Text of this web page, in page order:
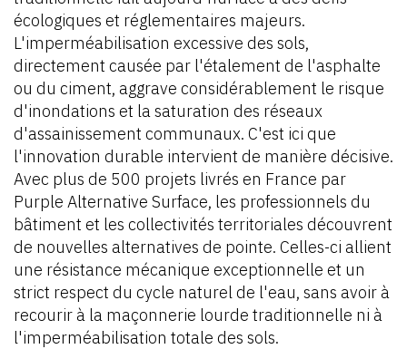
écologiques et réglementaires majeurs.
L'imperméabilisation excessive des sols,
directement causée par l'étalement de l'asphalte
ou du ciment, aggrave considérablement le risque
d'inondations et la saturation des réseaux
d'assainissement communaux. C'est ici que
l'innovation durable intervient de manière décisive.
Avec plus de 500 projets livrés en France par
Purple Alternative Surface, les professionnels du
bâtiment et les collectivités territoriales découvrent
de nouvelles alternatives de pointe. Celles-ci allient
une résistance mécanique exceptionnelle et un
strict respect du cycle naturel de l'eau, sans avoir à
recourir à la maçonnerie lourde traditionnelle ni à
l'imperméabilisation totale des sols.